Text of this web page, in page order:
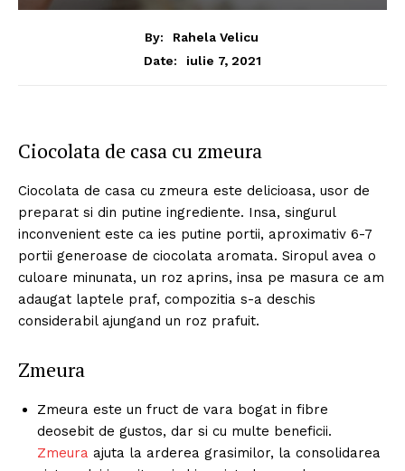
By:
Rahela Velicu
Date:
iulie 7, 2021
Ciocolata de casa cu zmeura
Ciocolata de casa cu zmeura este delicioasa, usor de
preparat si din putine ingrediente. Insa, singurul
inconvenient este ca ies putine portii, aproximativ 6-7
portii generoase de ciocolata aromata. Siropul avea o
culoare minunata, un roz aprins, insa pe masura ce am
adaugat laptele praf, compozitia s-a deschis
considerabil ajungand un roz prafuit.
Zmeura
Zmeura este un fruct de vara bogat in fibre
deosebit de gustos, dar si cu multe beneficii.
Zmeura ajuta la arderea grasimilor, la consolidarea